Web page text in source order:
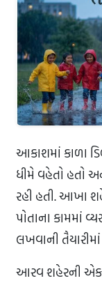
આકાશમાં કાળા
ધીમે વહેતો હતો
રહી હતી. આખા
પોતાના કામમાં
લખવાની
આરવ શહેરની એક